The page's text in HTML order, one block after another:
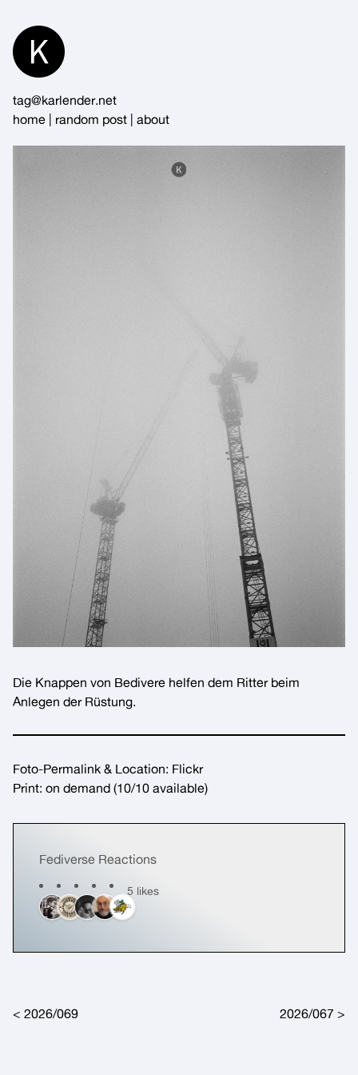
Content
tag@karlender.net
home
random post about
Die Knappen von Bedivere helfen dem Ritterbeim
Anlegen der Rüstung.
Foto-Permalink & Location: Flickr
Print: on demand (10/10 available)
Fediverse Reactions
5 likes
Post navigation
2026/069 2026/067